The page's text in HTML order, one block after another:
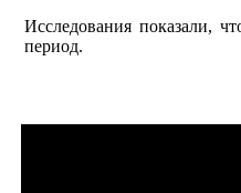
Исследования показали,
период.